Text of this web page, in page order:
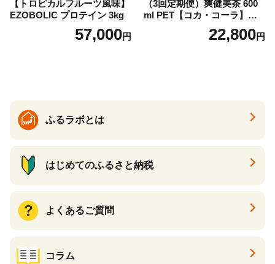
【トロピカルフルーツ風味】
EZOBOLIC プロテイン 3kg
57,000円
（3回定期便）爽健美茶 600
ml PET【コカ・コーラ】ペ
ットボトル 1ケース(24本) 定
期便 3回(72本) セット お茶
22,800円
ふるラボとは
はじめてのふるさと納税
よくあるご質問
コラム